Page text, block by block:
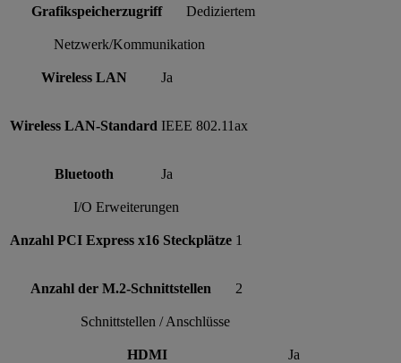
Grafikspeicherzugriff Dediziertem
Netzwerk/Kommunikation
Wireless LAN Ja
Wireless LAN-Standard IEEE 802.11ax
Bluetooth Ja
I/O Erweiterungen
Anzahl PCI Express x16 Steckplätze 1
Anzahl der M.2-Schnittstellen 2
Schnittstellen / Anschlüsse
HDMI Ja